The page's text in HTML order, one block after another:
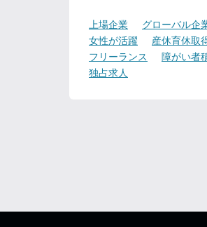
上場企業 グローバル企
女性が活躍
産休育休取
フリーランス
障がい者
独占求人